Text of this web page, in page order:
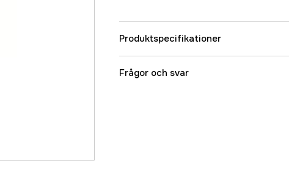
Produktspecifikationer
Referensnummer
Frågor och svar